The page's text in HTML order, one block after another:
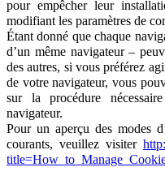
pour empêcher leur
modifiant les paramètres de
Étant donné que chaque
d’un même navigateur –
des autres, si vous préférez
de votre navigateur, vous
sur la procédure
navigateur.
Pour un aperçu des modes
courants, veuillez visiter